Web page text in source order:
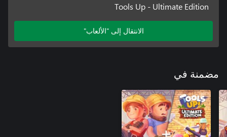
Tools Up - Ultimate Edition
الانتقال إلى "الألعاب"
مضمنة في